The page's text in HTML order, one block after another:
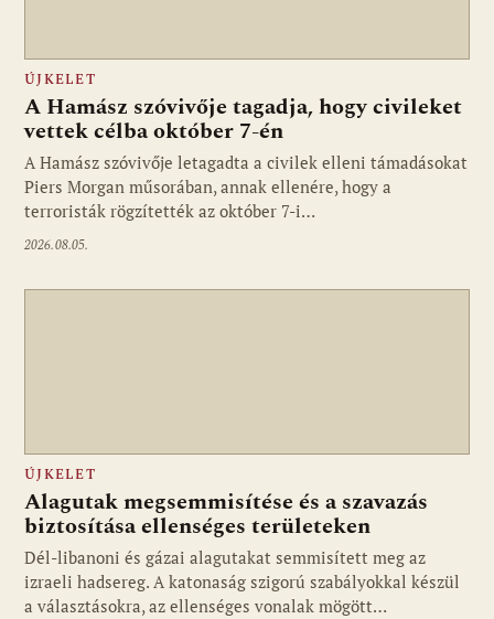
ÚJKELET
A Hamász szóvivője tagadja, hogy civileket
vettek célba október 7-én
A Hamász szóvivője letagadta a civilek elleni támadásokat
Piers Morgan műsorában, annak ellenére, hogy a
terroristák rögzítették az október 7-i…
2026.08.05.
ÚJKELET
Alagutak megsemmisítése és a szavazás
biztosítása ellenséges területeken
Dél-libanoni és gázai alagutakat semmisített meg az
izraeli hadsereg. A katonaság szigorú szabályokkal készül
a választásokra, az ellenséges vonalak mögött…